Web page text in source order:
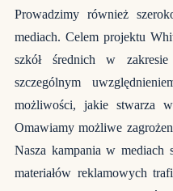
Prowadzimy również
mediach. Celem projektu
szkół średnich w
szczególnym
możliwości, jakie stwarza
Omawiamy możliwe
Nasza kampania w mediach
materiałów reklamowych